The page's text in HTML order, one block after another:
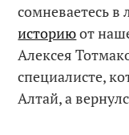
сомневаетесь в
историюот
Алексея
специалисте,
Алтай, а